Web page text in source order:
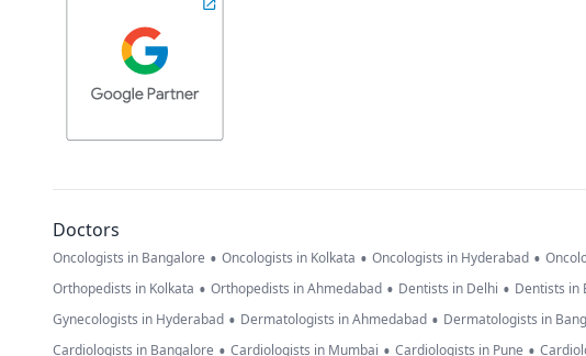
Doctors
Oncologists in Bangalore • Oncologists in Kolkata • Oncologists in Hyderabad •
Orthopedists in Kolkata • Orthopedists in Ahmedabad • Dentists in Delhi • Dentists in
Gynecologists in Hyderabad • Dermatologists in Ahmedabad • Dermatologists in
Cardiologists in Bangalore • Cardiologists in Mumbai • Cardiologists in Pune •